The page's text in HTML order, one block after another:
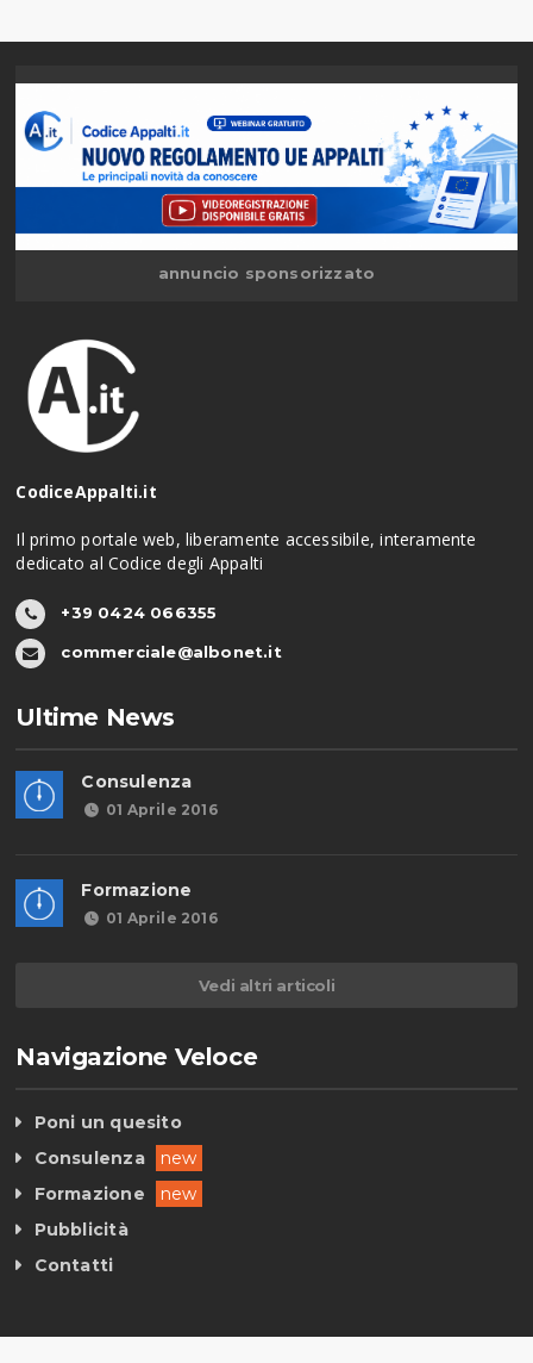
annuncio sponsorizzato
CodiceAppalti.it
Il primo portale web, liberamente accessibile, interamente
dedicato al Codice degli Appalti
+39 0424 066355
commerciale@albonet.it
Ultime News
Consulenza
01 Aprile 2016
Formazione
01 Aprile 2016
Vedi altri articoli
Navigazione Veloce
Poni un quesito
Consulenza
new
Formazione
new
Pubblicità
Contatti